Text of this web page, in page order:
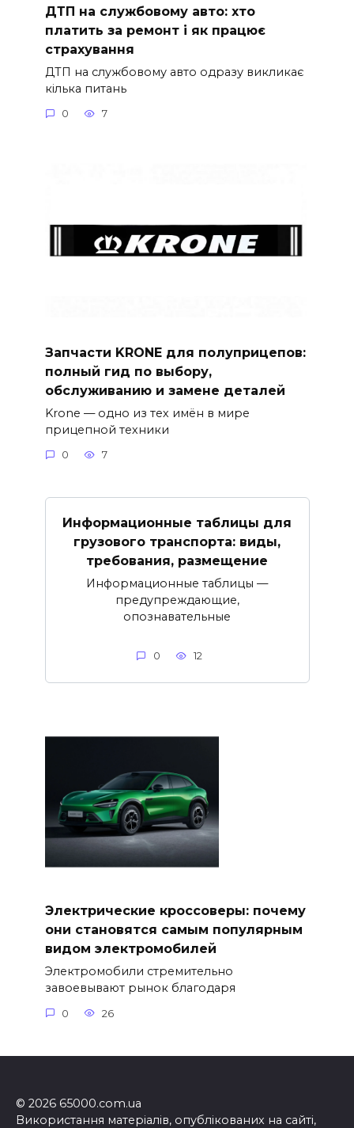
ДТП на службовому авто: хто
платить за ремонт і як працює
страхування
ДТП на службовому авто одразу викликає
кілька питань
0 7
Запчасти KRONE для полуприцепов:
полный гид по выбору,
обслуживанию и замене деталей
Krone — одно из тех имён в мире
прицепной техники
0 7
Информационные таблицы для
грузового транспорта: виды,
требования, размещение
Информационные таблицы —
предупреждающие,
опознавательные
0 12
Электрические кроссоверы: почему
они становятся самым популярным
видом электромобилей
Электромобили стремительно
завоевывают рынок благодаря
0 26
© 2026 65000.com.ua
Використання матеріалів, опублікованих на сайті,